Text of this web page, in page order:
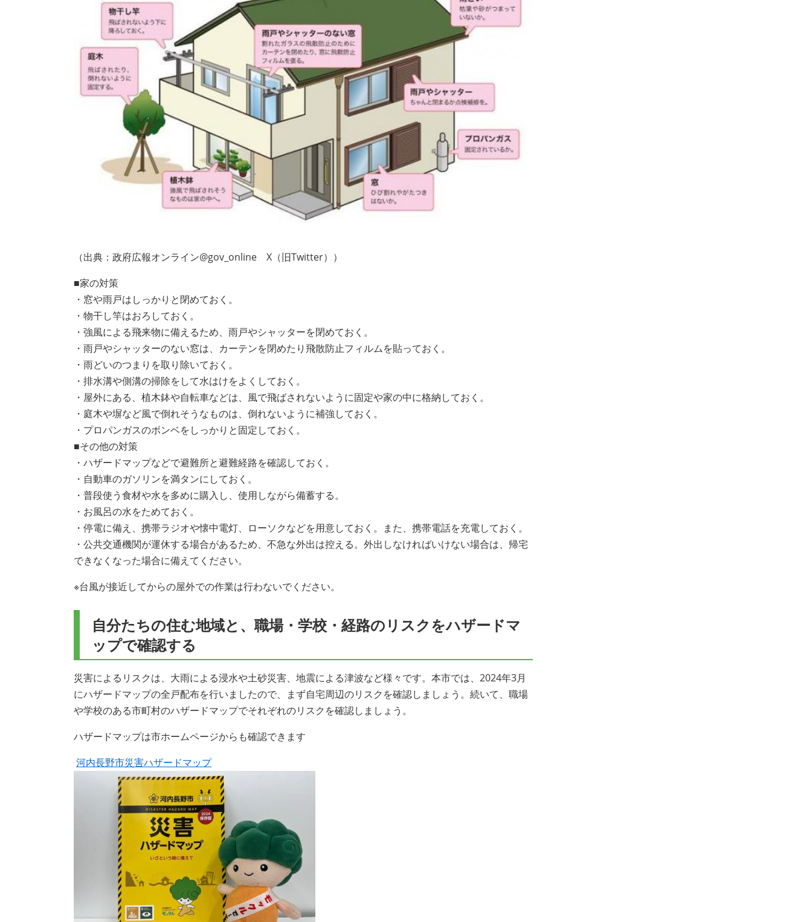
（出典：政府広報オンライン@gov_online X（旧Twitter））
■家の対策
・窓や雨戸はしっかりと閉めておく。
・物干し竿はおろしておく。
・強風による飛来物に備えるため、雨戸やシャッターを閉めておく。
・雨戸やシャッターのない窓は、カーテンを閉めたり飛散防止フィルムを貼っておく。
・雨どいのつまりを取り除いておく。
・排水溝や側溝の掃除をして水はけをよくしておく。
・屋外にある、植木鉢や自転車などは、風で飛ばされないように固定や家の中に格納しておく。
・庭木や塀など風で倒れそうなものは、倒れないように補強しておく。
・プロパンガスのボンベをしっかりと固定しておく。
■その他の対策
​・ハザードマップなどで避難所と避難経路を確認しておく。
​・自動車のガソリンを満タンにしておく。
​・普段使う食材や水を多めに購入し、使用しながら備蓄する。
​・お風呂の水をためておく。
​・停電に備え、携帯ラジオや懐中電灯、ローソクなどを用意しておく。また、携帯電話を充電しておく。
​・公共交通機関が運休する場合があるため、不急な外出は控える。外出しなければいけない場合は、帰宅
できなくなった場合に備えてください。
※台風が接近してからの屋外での作業は行わないでください。
自分たちの住む地域と、職場・学校・経路のリスクをハザードマ
ップで確認する
災害によるリスクは、大雨による浸水や土砂災害、地震による津波など様々です。本市では、2024年3月
にハザードマップの全戸配布を行いましたので、まず自宅周辺のリスクを確認しましょう。続いて、職場
や学校のある市町村のハザードマップでそれぞれのリスクを確認しましょう。
ハザードマップは市ホームページからも確認できます
河内長野市災害ハザードマップ